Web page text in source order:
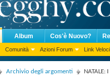
Comunità Azioni Forum Link Veloci
Album Cos'è Nuovo?
Archivio degli argomenti